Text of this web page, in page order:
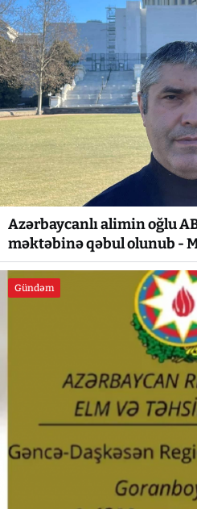
Azərbaycanlı alimin oğlu
məktəbinə qəbul olunub -
Gündəm